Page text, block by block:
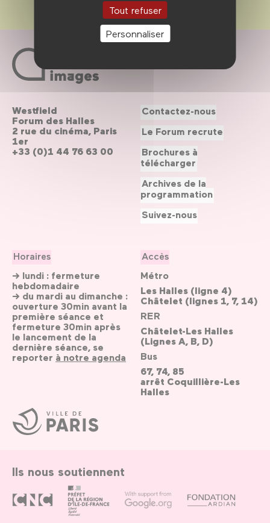
Tout refuser
Personnaliser
Ville
de
Paris
Westfield
Forum des Halles
2 rue du cinéma, Paris
1er
+33 (0)1 44 76 63 00
Horaires
→ lundi : fermeture
hebdomadaire
→ du mardi au dimanche :
ouverture 30min avant la
première séance et
fermeture 30min après
le lancement de la
dernière séance, se
reporter à notre agenda
Accès
Métro
Les Halles (ligne 4)
Châtelet (lignes 1, 7, 14)
RER
Châtelet-Les Halles
(Lignes A, B, D)
Bus
67, 74, 85
arrêt Coquillière-Les
Halles
Contactez-nous
Le Forum recrute
Brochures à
télécharger
Archives de la
programmation
Suivez-nous
Ils nous soutiennent